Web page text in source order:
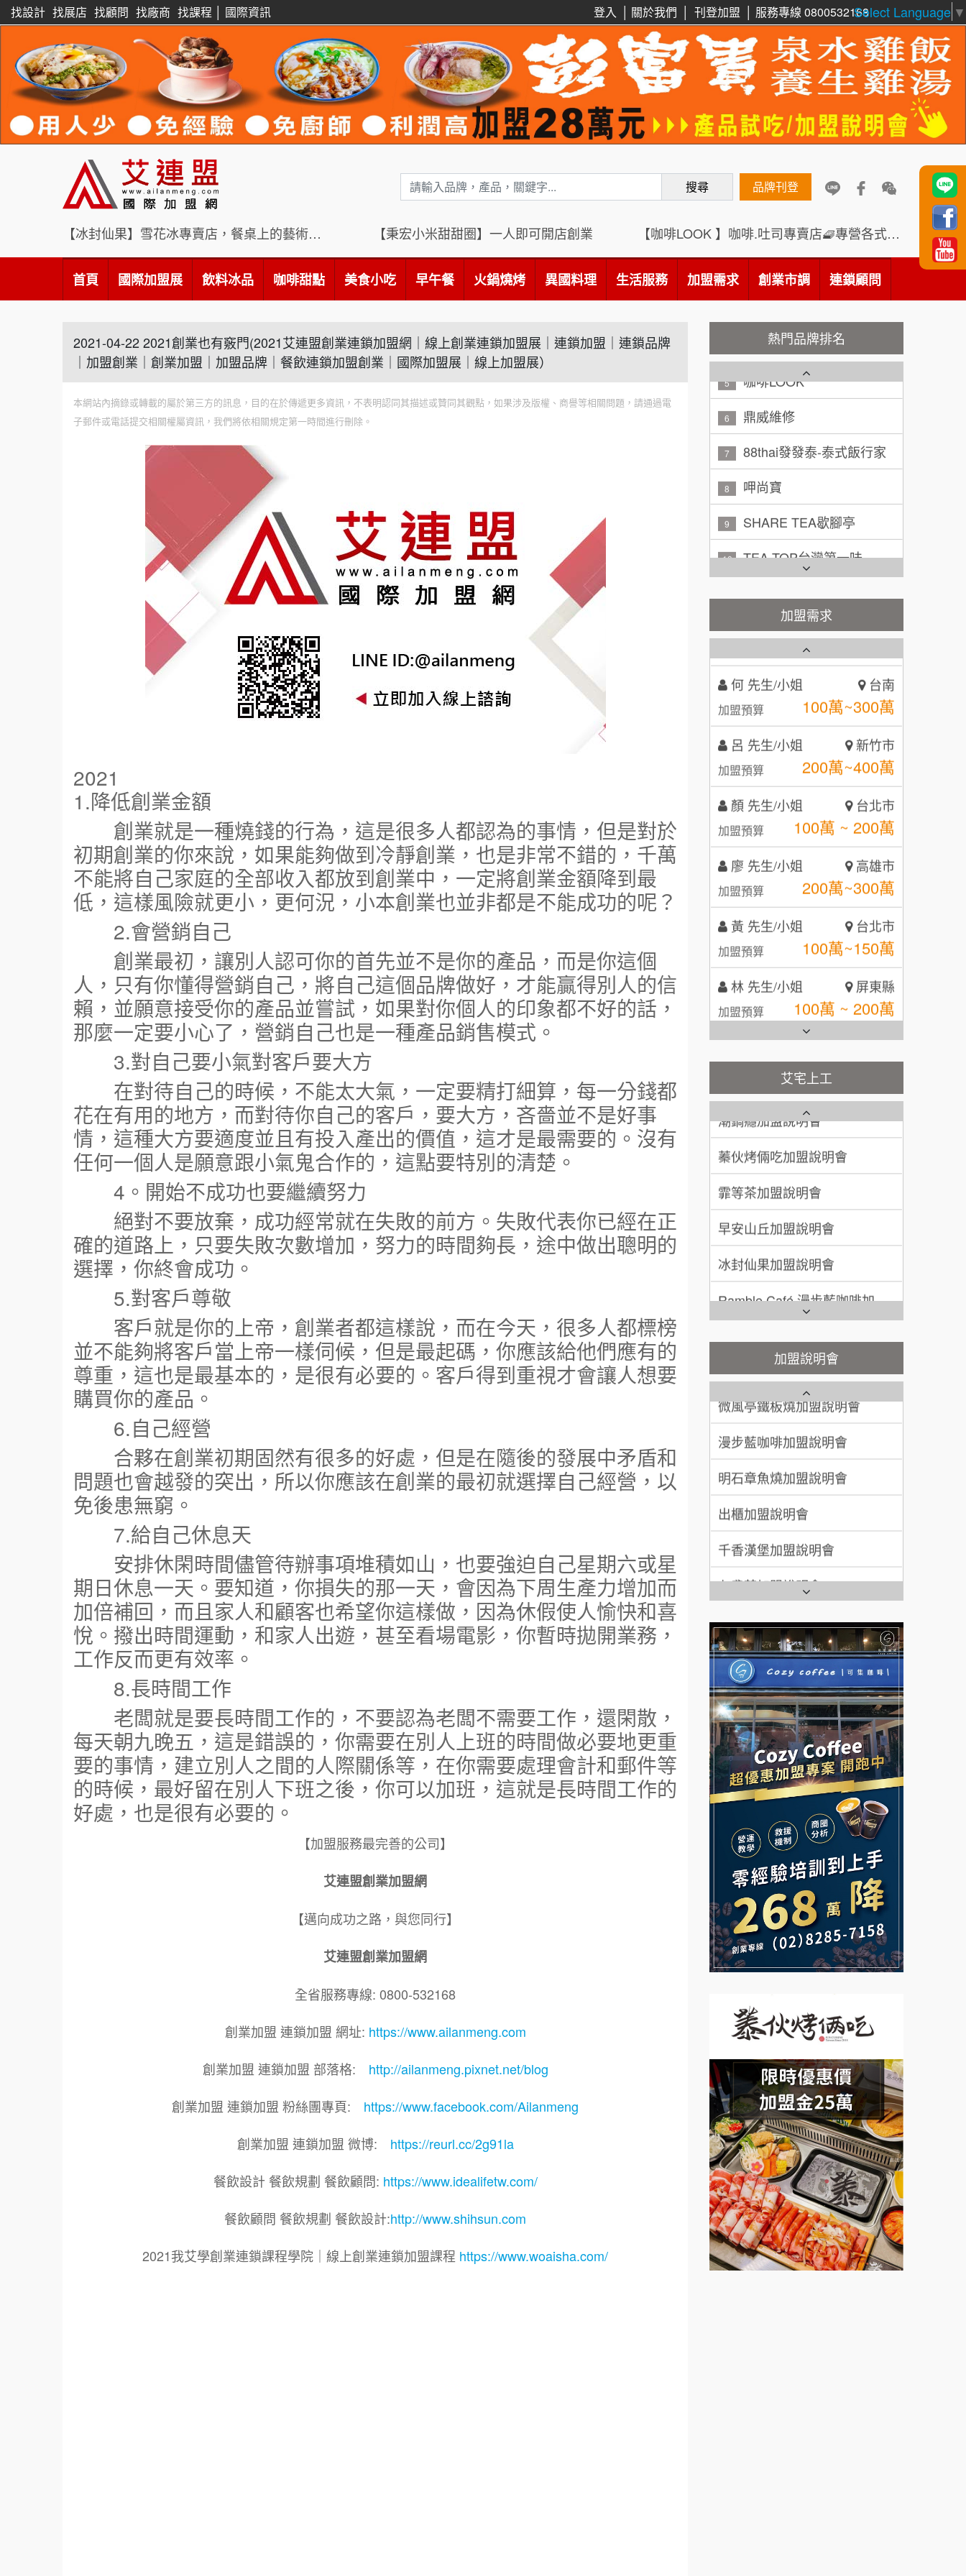
Select Language ▼
找設計 找展店 找顧問 找廠商 找課程 國際資訊 關於我們 刊登加盟 服務專線 0800532168
登入
搜尋 品牌刊登
【冰封仙果】雪花冰專賣店，餐桌上的藝術饗宴 【秉宏小米甜甜圈】一人即可開店創業 【咖啡LOOK 】咖啡.吐司專賣店🧇專營各式創意法式吐司
首頁 國際加盟展 飲料冰品 咖啡甜點 美食小吃 早午餐 火鍋燒烤 異國料理 生活服務 加盟需求 創業市調 連鎖顧問
2021-04-22 2021創業也有竅門(2021艾連盟創業連鎖加盟網｜線上創業連鎖加盟展｜連鎖加盟｜連鎖品牌
｜加盟創業｜創業加盟｜加盟品牌｜餐飲連鎖加盟創業｜國際加盟展｜線上加盟展）
本網站內摘錄或轉載的屬於第三方的訊息，目的在於傳遞更多資訊，不表明認同其描述或贊同其觀點，如果涉及版權、商譽等相關問題，請通過電
子郵件或電話提交相關權屬資訊，我們將依相關規定第一時間進行刪除。
2021
1.降低創業金額
創業就是一種燒錢的行為，這是很多人都認為的事情，但是對於
初期創業的你來說，如果能夠做到冷靜創業，也是非常不錯的，千萬
不能將自己家庭的全部收入都放到創業中，一定將創業金額降到最
低，這樣風險就更小，更何況，小本創業也並非都是不能成功的呢？
2.會營銷自己
創業最初，讓別人認可你的首先並不是你的產品，而是你這個
人，只有你懂得營銷自己，將自己這個品牌做好，才能贏得別人的信
賴，並願意接受你的產品並嘗試，如果對你個人的印象都不好的話，
那麼一定要小心了，營銷自己也是一種產品銷售模式。
3.對自己要小氣對客戶要大方
在對待自己的時候，不能太大氣，一定要精打細算，每一分錢都
花在有用的地方，而對待你自己的客戶，要大方，吝嗇並不是好事
情，這種大方要適度並且有投入產出的價值，這才是最需要的。沒有
任何一個人是願意跟小氣鬼合作的，這點要特別的清楚。
4。開始不成功也要繼續努力
絕對不要放棄，成功經常就在失敗的前方。失敗代表你已經在正
確的道路上，只要失敗次數增加，努力的時間夠長，途中做出聰明的
選擇，你終會成功。
5.對客戶尊敬
客戶就是你的上帝，創業者都這樣說，而在今天，很多人都標榜
並不能夠將客戶當上帝一樣伺候，但是最起碼，你應該給他們應有的
尊重，這也是最基本的，是很有必要的。客戶得到重視才會讓人想要
購買你的產品。
6.自己經營
合夥在創業初期固然有很多的好處，但是在隨後的發展中矛盾和
問題也會越發的突出，所以你應該在創業的最初就選擇自己經營，以
免後患無窮。
7.給自己休息天
安排休閑時間儘管待辦事項堆積如山，也要強迫自己星期六或星
期日休息一天。要知道，你損失的那一天，會因為下周生產力增加而
加倍補回，而且家人和顧客也希望你這樣做，因為休假使人愉快和喜
悅。撥出時間運動，和家人出遊，甚至看場電影，你暫時拋開業務，
工作反而更有效率。
8.長時間工作
老闆就是要長時間工作的，不要認為老闆不需要工作，還閑散，
每天朝九晚五，這是錯誤的，你需要在別人上班的時間做必要地更重
要的事情，建立別人之間的人際關係等，在你需要處理會計和郵件等
的時候，最好留在別人下班之後，你可以加班，這就是長時間工作的
好處，也是很有必要的。
【加盟服務最完善的公司】
艾連盟創業加盟網
【邁向成功之路，與您同行】
艾連盟創業加盟網
全省服務專線: 0800-532168
創業加盟 連鎖加盟 網址: https://www.ailanmeng.com
創業加盟 連鎖加盟 部落格: http://ailanmeng.pixnet.net/blog
創業加盟 連鎖加盟 粉絲團專頁: https://www.facebook.com/Ailanmeng
創業加盟 連鎖加盟 微博: https://reurl.cc/2g91la
餐飲設計 餐飲規劃 餐飲顧問: https://www.idealifetw.com/
餐飲顧問 餐飲規劃 餐飲設計:http://www.shihsun.com
2021我艾學創業連鎖課程學院｜線上創業連鎖加盟課程 https://www.woaisha.com/
熱門品牌排名
6 鼎威維修
7 88thai發發泰-泰式飯行家
8 呷尚寶
TEA TOP台灣第一味
Cozy coffee可集咖啡
2 霏等茶
潮鍋癮
5 咖啡LOOK
6 鼎威維修
7 88thai發發泰-泰式飯行家
8 呷尚寶
9 SHARE TEA歇腳亭
10 TEA TOP台灣第一味
1 Cozy coffee可集咖啡
霏等茶
秉宏小米甜甜圈
4 潮鍋癮
5 咖啡LOOK
6 鼎威維修
7 88thai發發泰-泰式飯行家
8 呷尚寶
9 SHARE TEA歇腳亭
10 TEA TOP台灣第一味
加盟需求
周 先生/小姐 台北
加盟預算 100萬 ~150萬
徐 先生/小姐 新北市
加盟預算 50萬~75萬
何 先生/小姐 台南
呂 先生/小姐 新竹市
顏 先生/小姐 台北市
加盟預算 100萬 ~ 200萬
200萬~300萬
加盟預算 100萬~150萬
林 先生/小姐 屏東縣
加盟預算 100萬 ~ 200萬
吳 先生/小姐
加盟預算 100萬~200萬
周 先生/小姐 台北
加盟預算 100萬 ~150萬
徐 先生/小姐
加盟預算 50萬~75萬
何 先生/小姐 台南
加盟預算 100萬~300萬
呂 先生/小姐 新竹市
加盟預算 200萬~400萬
顏 先生/小姐 台北市
加盟預算 100萬 ~ 200萬
廖 先生/小姐 高雄市
加盟預算 200萬~300萬
黃 先生/小姐 台北市
加盟預算 100萬~150萬
林 先生/小姐 屏東縣
加盟預算 100萬 ~ 200萬
吳 先生/小姐 屏東縣
加盟預算 100萬~200萬
周 先生/小姐 台北
加盟預算 100萬 ~150萬
徐 先生/小姐
加盟預算 50萬~75萬
何 先生/小姐
加盟預算 100萬~300萬
呂 先生/小姐 新竹市
加盟預算 200萬~400萬
顏 先生/小姐 台北市
100萬 ~ 200萬
廖 先生/小姐 高雄市
加盟預算 200萬~300萬
艾宅上工
【曉妍美妝】誠徵行政櫃檯
自助洗衣店誠徵代洗收送人員
(台中市)
MUSHEN徵SPA美容芳療師
日十。早午食加盟說明會
拾鑶火鍋加盟說明會
全家加盟說明會
台灣G湯加盟說明會
彭富貴加盟說明會
NU PASTA義大利麵加盟說明
潮鍋癮加盟說明會
蓁伙烤倆吃加盟說明會
霏等茶加盟說明會
早安山丘加盟說明會
冰封仙果加盟說明會
Ramble Café 漫步藍咖啡加盟
說明會
微風亭鐵板燒加盟說明會
鮮茶道加盟說明會
【曉妍美妝】誠徵行政櫃檯
自助洗衣店誠徵代洗收送人員
(台中市)
MUSHEN徵SPA美容芳療師
日十。早午食加盟說明會
拾鑶火鍋加盟說明會
全家加盟說明會
台灣G湯加盟說明會
彭富貴加盟說明會
NU PASTA義大利麵加盟說明
會
潮鍋癮加盟說明會
蓁伙烤倆吃加盟說明會
霏等茶加盟說明會
早安山丘加盟說明會
冰封仙果加盟說明會
Ramble Café 漫步藍咖啡加盟
說明會
微風亭鐵板燒加盟說明會
鮮茶道加盟說明會
【曉妍美妝】誠徵行政櫃檯
自助洗衣店誠徵代洗收送人員
(台中市)
MUSHEN徵SPA美容芳療師
日十。早午食加盟說明會
拾鑶火鍋加盟說明會
加盟說明會
藍象廷泰式火鍋加盟說明會
日十。早午食加盟說明會
上宇林加盟說明會
莫尼早餐Morni加盟說明會
手作功夫茶加盟說明會
SHARE TEA歇腳亭加盟說明會
潮味決-湯滷專門店加盟說明會
鬍子茶加盟說明會
鮮茶道加盟說明會
微風亭鐵板燒加盟說明會
漫步藍咖啡加盟說明會
明石章魚燒加盟說明會
出櫃加盟說明會
千香漢堡加盟說明會
七盞茶加盟說明會
拉亞漢堡加盟說明會
杜芳子古味茶鋪加盟說明會
優握握×酸奶大獅加盟說明會
冬城門加盟說明會
拾鑶火鍋加盟說明會
阿性情趣無人販售所加盟明會
龍涎居好湯加盟說明會
舒油頭加盟說明會
韓金量加盟說明會
義氣豐發雞加盟說明會
Mr.Wish加盟說明會
白鬍泡泡 BOHO POPO加盟說
明會
TEA TOP加盟說明會
珍好味臭臭鍋加盟說明會
藍象廷泰式火鍋加盟說明會
日十。早午食加盟說明會
上宇林加盟說明會
莫尼早餐Morni加盟說明會